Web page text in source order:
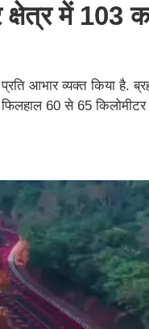
क्षेत्र में 103
आभार व्यक्त किया है.
60 से 65